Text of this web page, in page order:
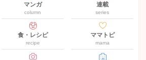
マンガ
column
連載
series
食・レシピ
recipe
ママトピ
mama